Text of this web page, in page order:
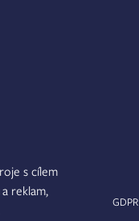
s cílem
reklam,
MAPA STRÁNEK GDPR